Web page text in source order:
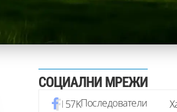
СОЦИАЛНИ МРЕЖИ
57KПоследователи